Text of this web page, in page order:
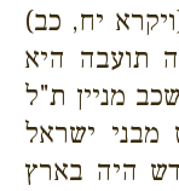
יח, כב)
תועבה היא
מניין ת"ל
ישראל
היה בארץ